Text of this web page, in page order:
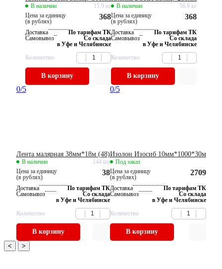
В наличии
15.9 кг
Цена за единицу
(в рублях)
368
Доставка
По тарифам ТК
Самовывоз
Со склада
в Уфе и Челябинске
Количество
В корзину
В наличии
56.9 кг
Цена за единицу
(в рублях)
368
Доставка
По тарифам ТК
Самовывоз
Со склада
в Уфе и Челябинске
Количество
В корзину
0/5
Лента малярная 38мм*18м (48)
В наличии
144 шт
Цена за единицу
(в рублях)
38
Доставка
По тарифам ТК
Самовывоз
Со склада
в Уфе и Челябинске
Количество
В корзину
0/5
Изолон Изосиб 10мм*1000*30м
Под заказ
Цена за единицу
(в рублях)
2709
Доставка
По тарифам ТК
Самовывоз
Со склада
в Уфе и Челябинске
Количество
В корзину
<
>